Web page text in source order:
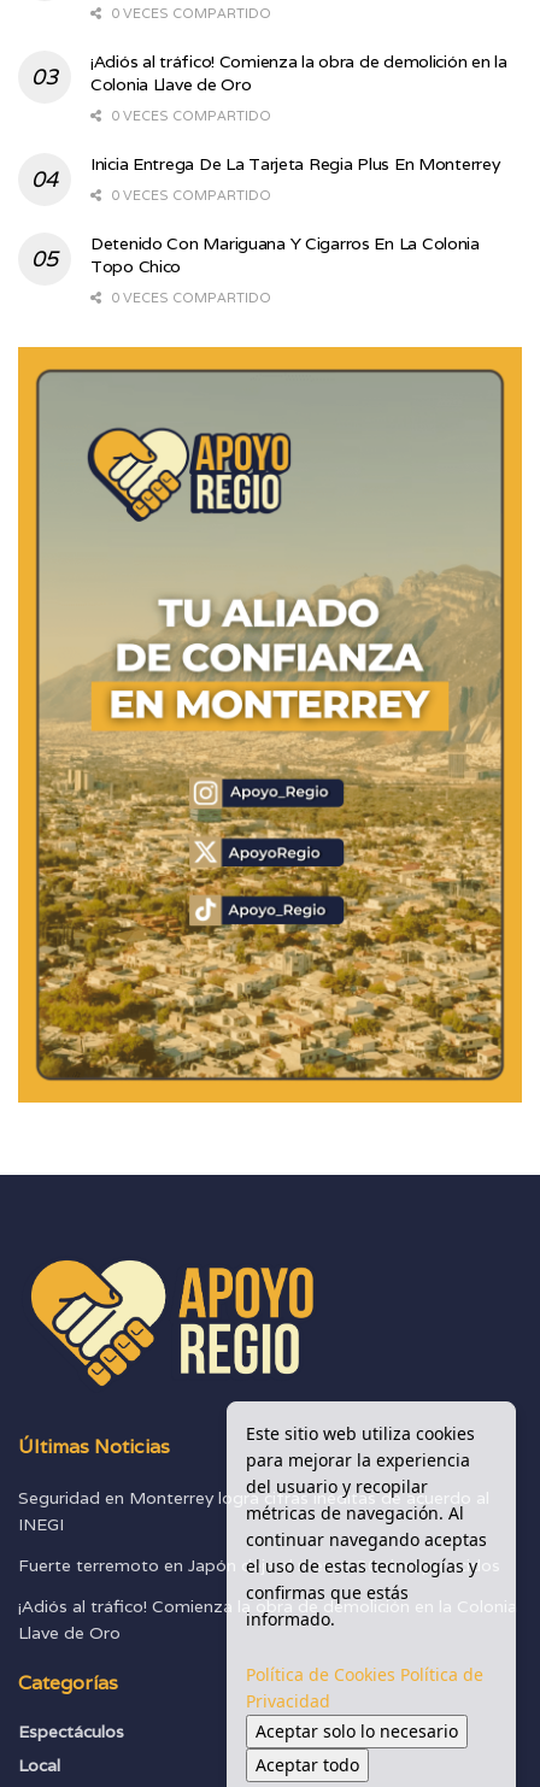
0 VECES COMPARTIDO
¡Adiós al tráfico! Comienza la obra de demolición en la
Colonia Llave de Oro
0 VECES COMPARTIDO
Inicia Entrega De La Tarjeta Regia Plus En Monterrey
0 VECES COMPARTIDO
Detenido Con Mariguana Y Cigarros En La Colonia
Topo Chico
0 VECES COMPARTIDO
Últimas Noticias
Seguridad en Monterrey logra cifras inéditas de acuerdo al
INEGI
Fuerte terremoto en Japón deja al menos 30 desaparecidos
¡Adiós al tráfico! Comienza la obra de demolición en la Colonia
Llave de Oro
Categorías
Espectáculos
Local
Seguridad
Sociedad
Este sitio web utiliza cookies
para mejorar la experiencia
del usuario y recopilar
métricas de navegación. Al
continuar navegando aceptas
el uso de estas tecnologías y
confirmas que estás
informado.
Política de Cookies Política de
Privacidad
Aceptar solo lo necesario
Aceptar todo